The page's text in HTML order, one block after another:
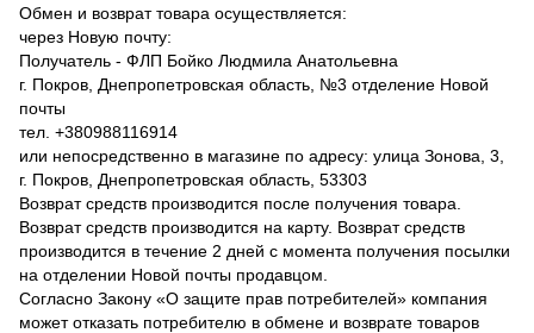
Обмен и возврат товара осуществляется:
через Новую почту:
Получатель - ФЛП Бойко Людмила Анатольевна
г. Покров, Днепропетровская область, №3 отделение Новой
почты
тел. +380988116914
или непосредственно в магазине по адресу: улица Зонова, 3,
г. Покров, Днепропетровская область, 53303
Возврат средств производится после получения товара.
Возврат средств производится на карту. Возврат средств
производится в течение 2 дней с момента получения посылки
на отделении Новой почты продавцом.
Согласно Закону «О защите прав потребителей» компания
может отказать потребителю в обмене и возврате товаров